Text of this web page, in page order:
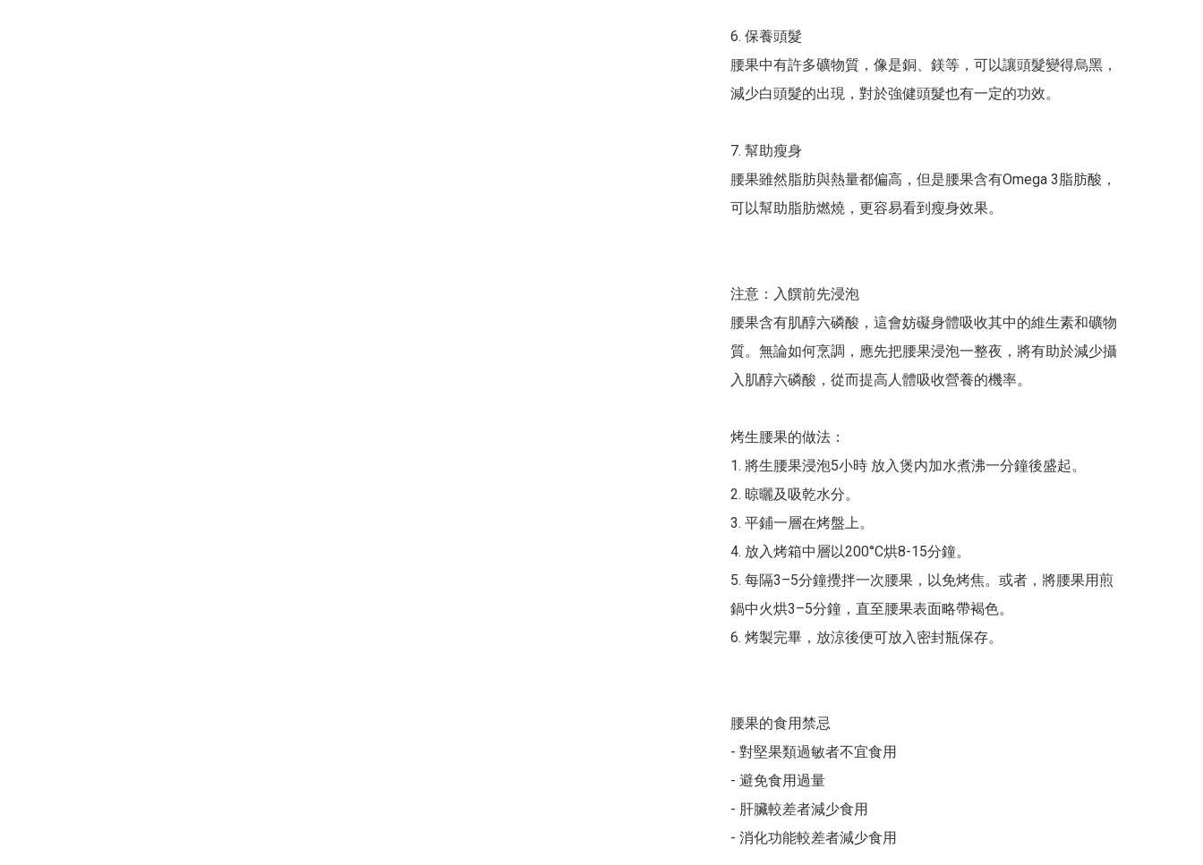
6. 保養頭髮
腰果中有許多礦物質，像是銅、鎂等，可以讓頭髮變得烏黑，
減少白頭髮的出現，對於強健頭髮也有一定的功效。
7. 幫助瘦身
腰果雖然脂肪與熱量都偏高，但是腰果含有Omega 3脂肪酸，
可以幫助脂肪燃燒，更容易看到瘦身效果。
注意：入饌前先浸泡
腰果含有肌醇六磷酸，這會妨礙身體吸收其中的維生素和礦物
質。無論如何烹調，應先把腰果浸泡一整夜，將有助於減少攝
入肌醇六磷酸，從而提高人體吸收營養的機率。
烤生腰果的做法：
1. 將生腰果浸泡5小時 放入煲内加水煮沸一分鐘後盛起。
2. 晾曬及吸乾水分。
3. 平鋪一層在烤盤上。
4. 放入烤箱中層以200°C烘8-15分鐘。
5. 每隔3–5分鐘攪拌一次腰果，以免烤焦。或者，將腰果用煎
鍋中火烘3–5分鐘，直至腰果表面略帶褐色。
6. 烤製完畢，放涼後便可放入密封瓶保存。
腰果的食用禁忌
- 對堅果類過敏者不宜食用
- 避免食用過量
- 肝臟較差者減少食用
- 消化功能較差者減少食用